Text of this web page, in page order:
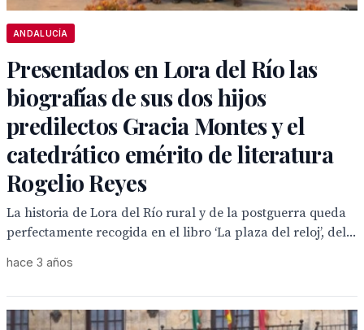
ANDALUCÍA
Presentados en Lora del Río las
biografías de sus dos hijos
predilectos Gracia Montes y el
catedrático emérito de literatura
Rogelio Reyes
La historia de Lora del Río rural y de la postguerra queda
perfectamente recogida en el libro ‘La plaza del reloj’, del...
hace 3 años